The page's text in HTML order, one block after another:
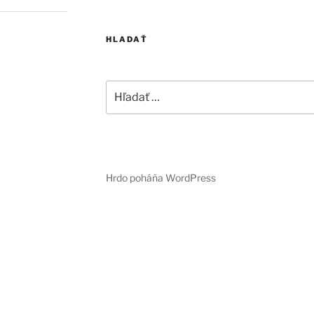
HLADAŤ
Hrdo poháňa WordPress